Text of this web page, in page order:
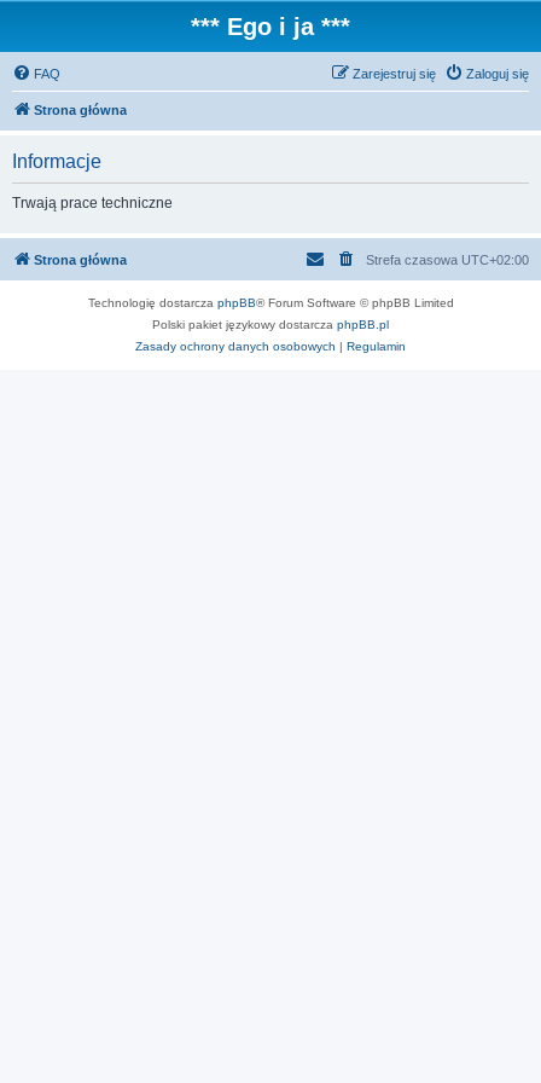
*** Ego i ja ***
FAQ Zaloguj się
Zarejestruj się
Strona główna
Informacje
Trwają prace techniczne
Strona główna Strefa czasowa UTC+02:00
Technologię dostarcza phpBB® Forum Software © phpBB Limited
Polski pakiet językowy dostarcza phpBB.pl
Zasady ochrony danych osobowych | Regulamin